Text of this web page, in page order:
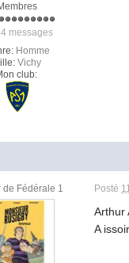
messages
Homme
Vichy
club:
de Fédérale 1 Posté
Arthur
A